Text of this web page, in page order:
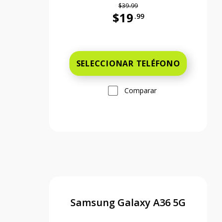
$39.99
$19 .99
Antes el precio era 39
SELECCIONAR TELÉFONO
Comparar
Samsung Galaxy A36 5G